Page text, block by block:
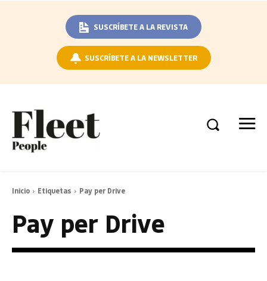
SUSCRÍBETE A LA REVISTA
SUSCRÍBETE A LA NEWSLETTER
Inicio Etiquetas Pay per Drive
Pay per Drive